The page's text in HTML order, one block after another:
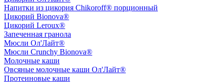
Напитки из цикория Chikoroff® порционный
Цикорий Bionova®
Цикорий Leroux®
Запеченная гранола
Мюсли Ол'Лайт®
Мюсли Crunchy Bionova®
Молочные каши
Овсяные молочные каши Ол'Лайт®
Протеиновые каши